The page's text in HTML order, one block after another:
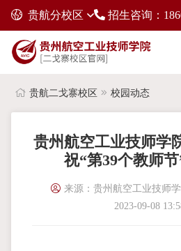
贵航分校区 招生咨询：
贵航二戈寨校区 校园动态
贵州航空工业技师学
祝“第39个教师
来源：贵州航空工业技师
2023-09-08